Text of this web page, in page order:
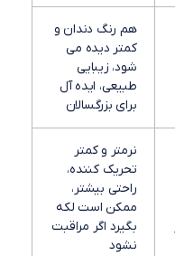
هم رنگ دندان و
کمتر دیده می
شود، زیبایی
طبیعی، ایده آل
برای بزرگسالان
نرمتر و کمتر
تحریک کننده،
راحتی بیشتر،
ممکن است لکه
بگیرد اگر مراقبت
نشود